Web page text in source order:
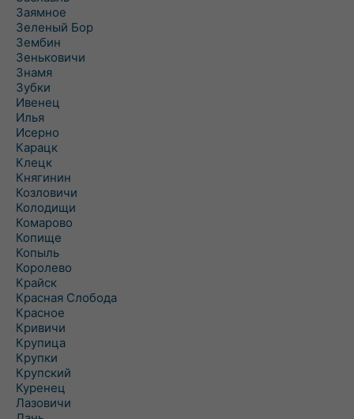
Заямное
Зеленый Бор
Зембин
Зеньковичи
Знамя
Зубки
Ивенец
Илья
Исерно
Карацк
Клецк
Княгинин
Козловичи
Колодищи
Комарово
Копище
Копыль
Королево
Крайск
Красная Слобода
Красное
Кривичи
Крупица
Крупки
Крупский
Куренец
Лазовичи